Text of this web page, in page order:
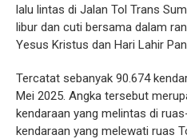
lalu lintas di Jalan Tol Trans
libur dan cuti bersama dalam
Yesus Kristus dan Hari Lahir
Tercatat sebanyak 90.674
Mei 2025. Angka tersebut
kendaraan yang melintas di
kendaraan yang melewati ruas